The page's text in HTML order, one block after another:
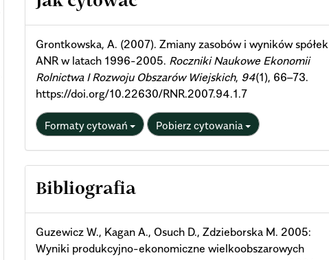
Details
Grontkowska, A. (2007). Zmiany zasobów i wyników spółek
ANR w latach 1996-2005. Roczniki Naukowe Ekonomii
Rolnictwa I Rozwoju Obszarów Wiejskich, 94(1), 66–73.
https://doi.org/10.22630/RNR.2007.94.1.7
Formaty cytowań Pobierz cytowania
Bibliografia
Guzewicz W., Kagan A., Osuch D., Zdzieborska M. 2005:
Wyniki produkcyjno-ekonomiczne wielkoobszarowych